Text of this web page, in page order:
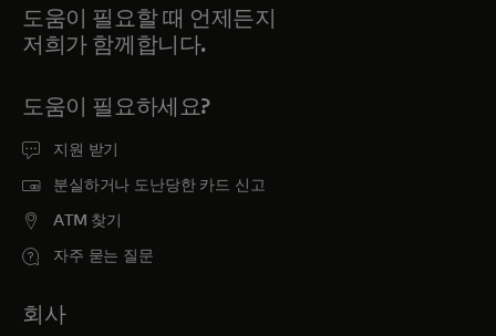
도움이 필요할 때 언제든지
저희가 함께합니다.
도움이 필요하세요?
지원 받기
분실하거나 도난당한 카드 신고
ATM 찾기
자주 묻는 질문
회사